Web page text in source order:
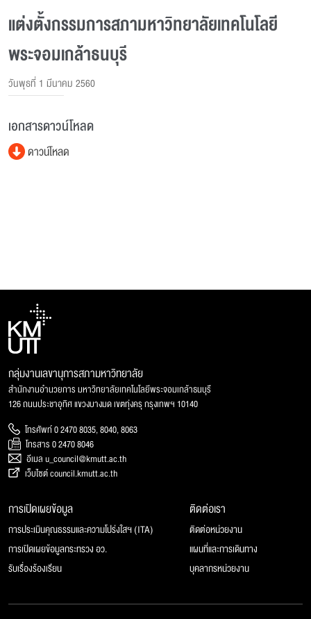
แต่งตั้งกรรมการสภามหาวิทยาลัยเทคโนโลยี
พระจอมเกล้าธนบุรี
วันพุธที่ 1 มีนาคม 2560
เอกสารดาวน์โหลด
ดาวน์โหลด
กลุ่มงานเลขานุการสภามหาวิทยาลัย
สำนักงานอำนวยการ มหาวิทยาลัยเทคโนโลยีพระจอมเกล้าธนบุรี
126 ถนนประชาอุทิศ แขวงบางมด เขตทุ่งครุ กรุงเทพฯ 10140
โทรศัพท์ 0 2470 8035, 8040, 8063
โทรสาร 0 2470 8046
อีเมล u_council@kmutt.ac.th
เว็บไซต์ council.kmutt.ac.th
การเปิดเผยข้อมูล
การประเมินคุณธรรมและความโปร่งใสฯ (ITA)
การเปิดเผยข้อมูลกระทรวง อว.
รับเรื่องร้องเรียน
ติดต่อเรา
ติดต่อหน่วยงาน
แผนที่และการเดินทาง
บุคลากรหน่วยงาน